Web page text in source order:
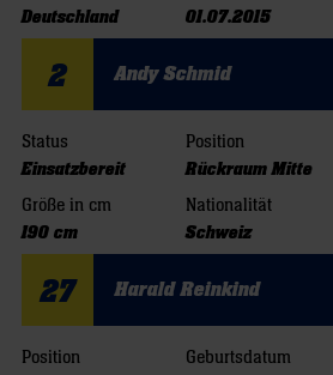
Deutschland
01.07.2015
2 Andy Schmid
Status
Einsatzbereit
Position
Rückraum Mitte
Größe in cm
190 cm
Nationalität
Schweiz
27 Harald Reinkind
Position
Geburtsdatum